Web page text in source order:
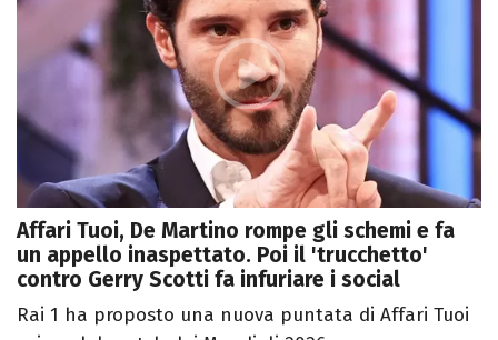
Affari Tuoi, De Martino rompe gli schemi e fa
un appello inaspettato. Poi il 'trucchetto'
contro Gerry Scotti fa infuriare i social
Rai 1 ha proposto una nuova puntata di Affari Tuoi